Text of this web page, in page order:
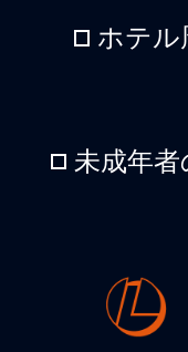
ホテル
未成年